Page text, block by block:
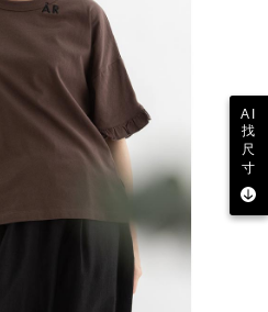
AI
找
尺
寸